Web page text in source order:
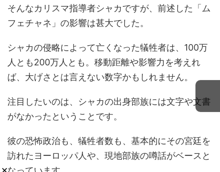
そんなカリスマ指導者シャカですが、前述した「ム
フェチャネ」の影響は甚大でした。
シャカの侵略によって亡くなった犠牲者は、100万
人とも200万人とも。移動距離や影響力を考えれ
ば、大げさとは言えない数字かもしれません。
注目したいのは、シャカの出身部族には文字や文書
がなかったということです。
彼の恐怖政治も、犠牲者数も、基本的にその宮廷を
訪れたヨーロッパ人や、現地部族の噂話がベースと